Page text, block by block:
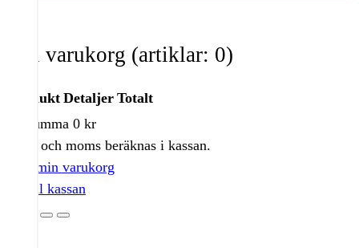
Din varukorg (artiklar: 0)
Produkter
varukorg
Produkt Detaljer Totalt
Delsumma 0 kr
Frakt och moms beräknas i kassan.
Visa min varukorg
Gå till kassan